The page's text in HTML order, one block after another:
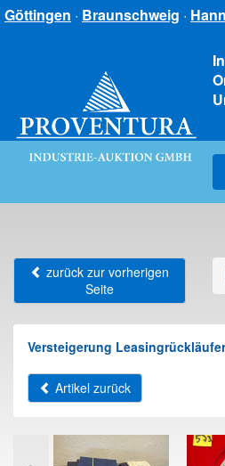
Göttingen · Braunschweig ·
zurück zur vorherigen
Seite
Versteigerung
Artikel zurück